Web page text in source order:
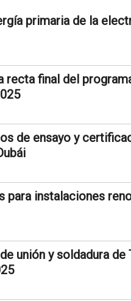
primaria de la
recta final del
de ensayo y
para instalaciones
unión y soldadura de